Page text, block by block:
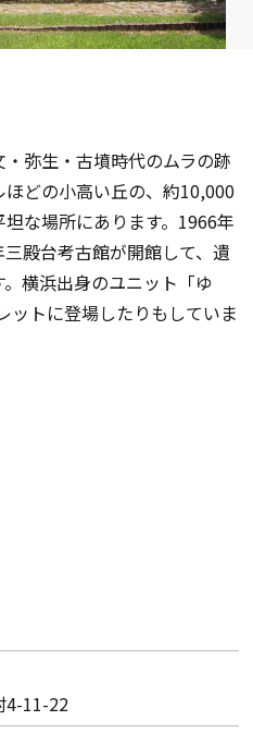
弥生・古墳時代のムラの跡
どの小高い丘の、約10,000
な場所にあります。1966年
殿台考古館が開館して、遺
横浜出身のユニット「ゆ
ットに登場したりもしていま
4-11-22